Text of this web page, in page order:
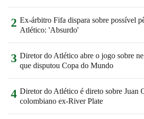
2 Ex-árbitro Fifa dispara sobre possível
Atlético: 'Absurdo'
3 Diretor do Atlético abre o jogo sobre
que disputou Copa do Mundo
4 Diretor do Atlético é direto sobre Juan
colombiano ex-River Plate